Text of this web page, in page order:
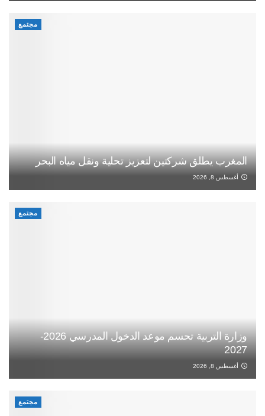
مجتمع
المغرب يطلق شركتين لتعزيز تحلية ونقل مياه البحر
أغسطس 8, 2026
مجتمع
وزارة التربية تحسم موعد الدخول المدرسي 2026-
2027
أغسطس 8, 2026
مجتمع